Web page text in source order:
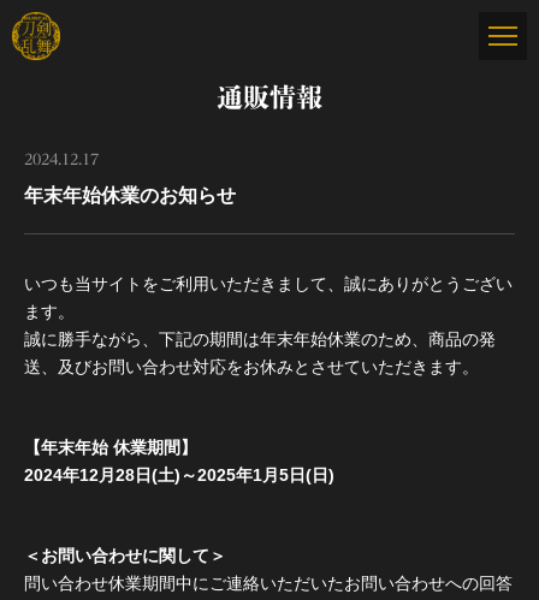
通販情報
2024.12.17
年末年始休業のお知らせ
いつも当サイトをご利用いただきまして、誠にありがとうござい
ます。
誠に勝手ながら、下記の期間は年末年始休業のため、商品の発
送、及びお問い合わせ対応をお休みとさせていただきます。
【年末年始 休業期間】
2024年12月28日(土)～2025年1月5日(日)
＜お問い合わせに関して＞
問い合わせ休業期間中にご連絡いただいたお問い合わせへの回答